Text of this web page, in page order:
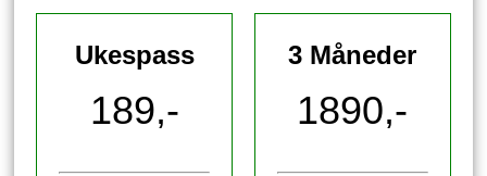
Ukespass
189,-
3 Måneder
1890,-